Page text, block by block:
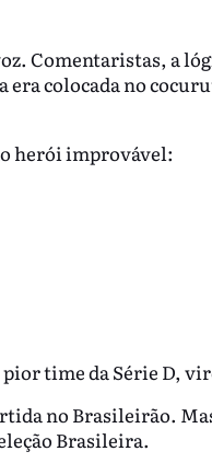
Comentaristas, a
colocada no
herói improvável:
time da Série D,
no Brasileirão.
Brasileira.